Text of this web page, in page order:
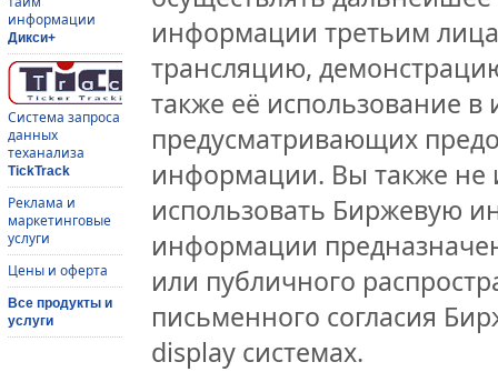
информации
Дикси+
Система запроса
данных
теханализа
TickTrack
Реклама и
маркетинговые
услуги
Цены и оферта
Все продукты и
услуги
информации третьим
трансляцию,
также её использование
предусматривающих
информации. Вы также не
использовать Биржевую
информации
или публичного
письменного согласия
display системах.